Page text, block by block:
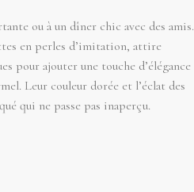
ou à un dîner chic avec des amis.
en perles d’imitation, attire
pour ajouter une touche d’élégance
Leur couleur dorée et l’éclat des
qui ne passe pas inaperçu.